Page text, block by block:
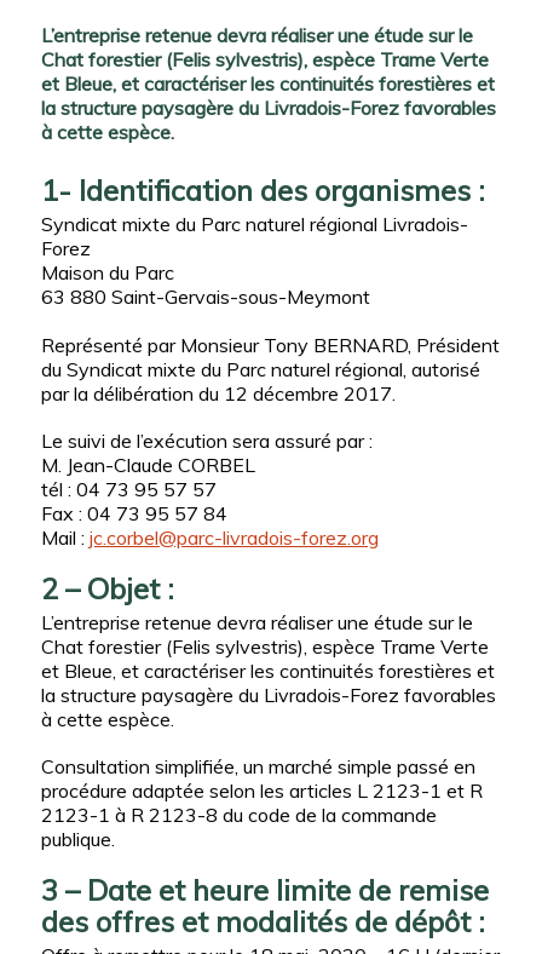
L’entreprise retenue devra réaliser une étude sur le
Chat forestier (Felis sylvestris), espèce Trame Verte
et Bleue, et caractériser les continuités forestières et
la structure paysagère du Livradois-Forez favorables
à cette espèce.
1- Identification des organismes :
Syndicat mixte du Parc naturel régional Livradois-
Forez
Maison du Parc
63 880 Saint-Gervais-sous-Meymont
Représenté par Monsieur Tony BERNARD, Président
du Syndicat mixte du Parc naturel régional, autorisé
par la délibération du 12 décembre 2017.
Le suivi de l’exécution sera assuré par :
M. Jean-Claude CORBEL
tél : 04 73 95 57 57
Fax : 04 73 95 57 84
Mail : jc.corbel@parc-livradois-forez.org
2 – Objet :
L’entreprise retenue devra réaliser une étude sur le
Chat forestier (Felis sylvestris), espèce Trame Verte
et Bleue, et caractériser les continuités forestières et
la structure paysagère du Livradois-Forez favorables
à cette espèce.
Consultation simplifiée, un marché simple passé en
procédure adaptée selon les articles L 2123-1 et R
2123-1 à R 2123-8 du code de la commande
publique.
3 – Date et heure limite de remise
des offres et modalités de dépôt :